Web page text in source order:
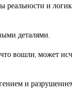
и
деталями.
вошли, может
и